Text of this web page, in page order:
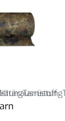
Tarnstoff